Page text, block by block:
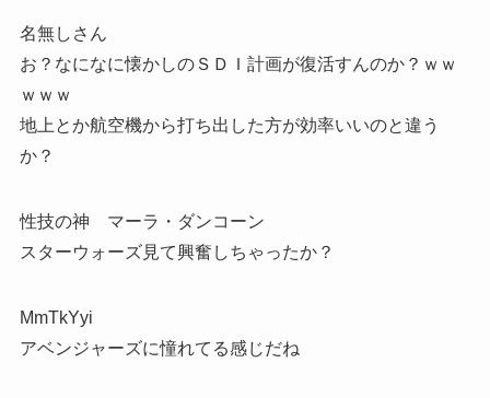
名無しさん
お？なになに懐かしのＳＤＩ計画が復活すんのか？ｗｗ
ｗｗｗ
地上とか航空機から打ち出した方が効率いいのと違う
か？
性技の神 マーラ・ダンコーン
スターウォーズ見て興奮しちゃったか？
MmTkYyi
アベンジャーズに憧れてる感じだね